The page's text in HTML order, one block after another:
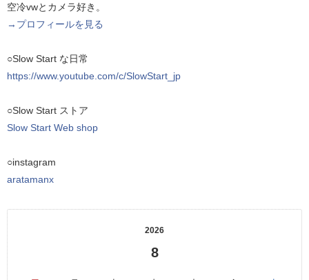
空冷vwとカメラ好き。
→プロフィールを見る
○Slow Start な日常
https://www.youtube.com/c/SlowStart_jp
○Slow Start ストア
Slow Start Web shop
○instagram
aratamanx
2026
8